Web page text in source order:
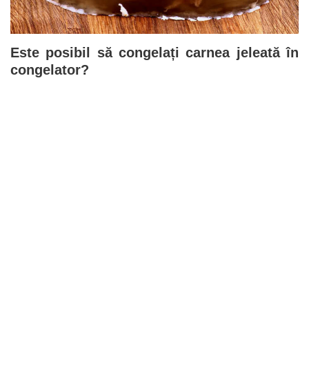
Este posibil să congelați carnea jeleată în
congelator?